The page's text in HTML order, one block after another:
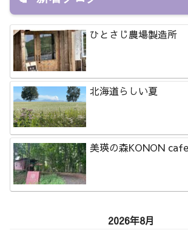
ひとさじ農場製造所
北海道らしい夏
美瑛の森KONON
2026年8月